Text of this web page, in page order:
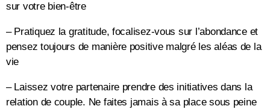
sur votre bien-être
– Pratiquez la gratitude, focalisez-vous sur l’abondance et
pensez toujours de manière positive malgré les aléas de la
vie
– Laissez votre partenaire prendre des initiatives dans la
relation de couple. Ne faites jamais à sa place sous peine